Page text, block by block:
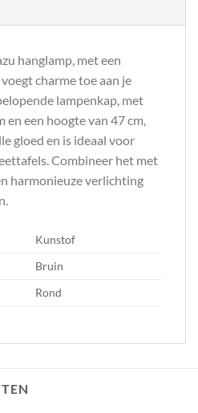
hanglamp, met een
charme toe aan je
lampenkap, met
en een hoogte van 47 cm,
gloed en is ideaal voor
Combineer het met
harmonieuze verlichting
Kunstof
Bruin
Rond